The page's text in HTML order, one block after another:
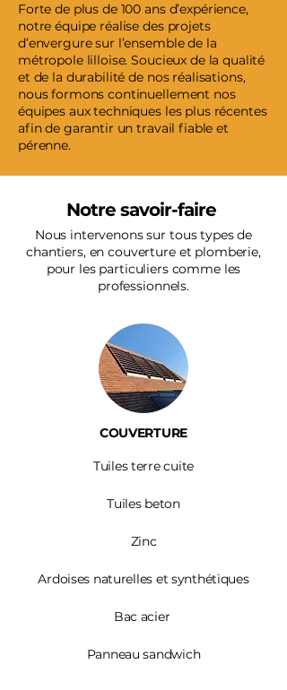
Forte de plus de 100 ans d’expérience,
notre équipe réalise des projets
d’envergure sur l’ensemble de la
métropole lilloise. Soucieux de la qualité
et de la durabilité de nos réalisations,
nous formons continuellement nos
équipes aux techniques les plus récentes
afin de garantir un travail fiable et
pérenne.
Notre savoir-faire
Nous intervenons sur tous types de
chantiers, en couverture et plomberie,
pour les particuliers comme les
professionnels.
COUVERTURE
Tuiles terre cuite
Tuiles beton
Zinc​
Ardoises naturelles et synthétiques
Bac acier
Panneau sandwich